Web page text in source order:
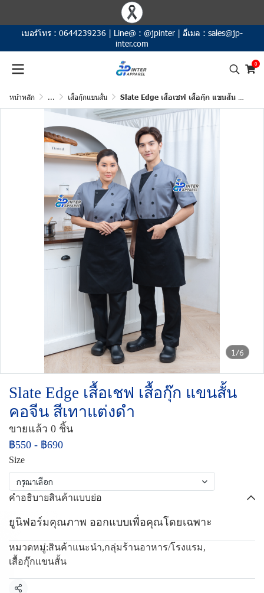
เบอร์โทร : 0644239236 | Line@ : @jpinter | อีเมล : sales@jp-
inter.com
0
หน้าหลัก ... เสื้อกุ๊กแขนสั้น Slate Edge เสื้อเชฟ เสื้อกุ๊ก แขนสั้น คอจีน สีเทาแต่งดำ
1/6
Slate Edge เสื้อเชฟ เสื้อกุ๊ก แขนสั้น
คอจีน สีเทาแต่งดำ
ขายแล้ว 0 ชิ้น
฿550 - ฿690
Size
กรุณาเลือก
คำอธิบายสินค้าแบบย่อ
ยูนิฟอร์มคุณภาพ ออกแบบเพื่อคุณโดยเฉพาะ
หมวดหมู่:สินค้าแนะนำ,กลุ่มร้านอาหาร/โรงแรม,
เสื้อกุ๊กแขนสั้น